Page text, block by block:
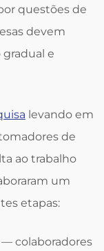
questões de
devem
e
levando em
de
ao trabalho
um
etapas:
— colaboradores